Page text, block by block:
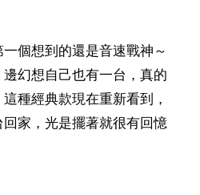
個想到的還是音速戰神～
幻想自己也有一台，真的
種經典款現在重新看到，
家，光是擺著就很有回憶